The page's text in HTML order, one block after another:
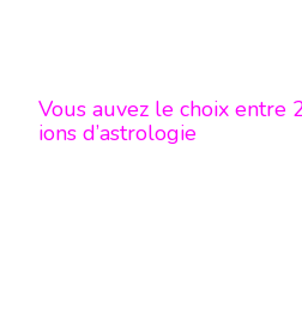
Vous auvez le choix entre
ions d’astrologie